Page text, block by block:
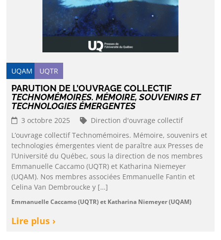
UQAM UQTR
PARUTION DE L’OUVRAGE COLLECTIF
TECHNOMÉMOIRES. MÉMOIRE, SOUVENIRS ET
TECHNOLOGIES ÉMERGENTES
3 octobre 2025
Direction d'ouvrage collectif
L’ouvrage collectif Technomémoires. Mémoire, souvenirs et
technologies émergentes vient de paraître aux Presses de
l’Université du Québec, sous la direction de nos membres
Emmanuelle Caccamo (UQTR) et Katharina Niemeyer
(UQAM). Nos membres associées Emmanuelle Fantin et
Celina Van Dembroucke y […]
Emmanuelle Caccamo (UQTR) et Katharina Niemeyer (UQAM)
Lire plus ›